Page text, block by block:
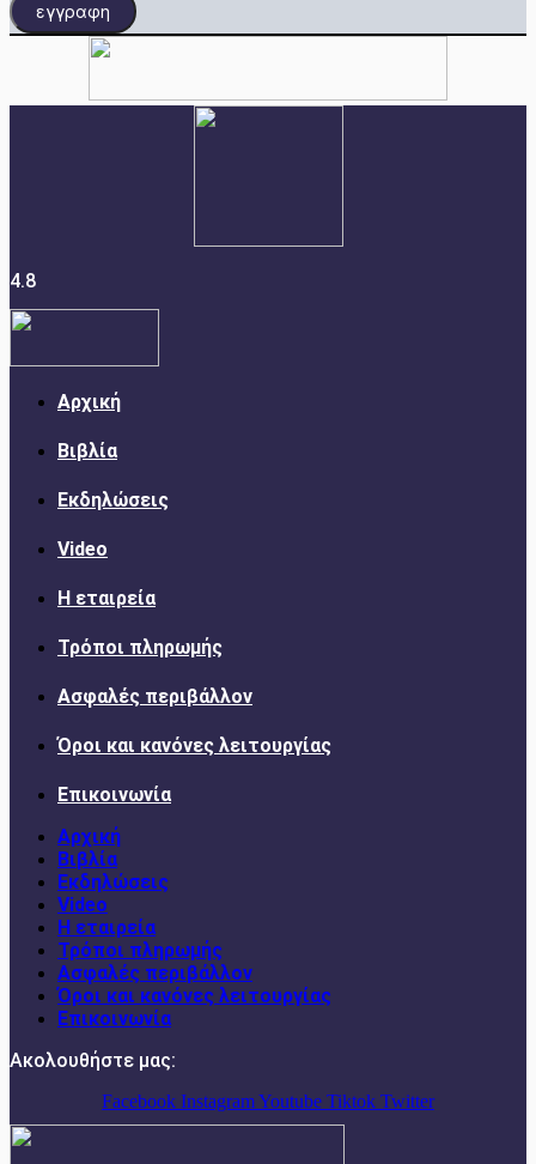
εγγραφη
4.8
Αρχική
Βιβλία
Εκδηλώσεις
Video
Η εταιρεία
Τρόποι πληρωμής
Ασφαλές περιβάλλον
Όροι και κανόνες λειτουργίας
Επικοινωνία
Αρχική
Βιβλία
Εκδηλώσεις
Video
Η εταιρεία
Τρόποι πληρωμής
Ασφαλές περιβάλλον
Όροι και κανόνες λειτουργίας
Επικοινωνία
Ακολουθήστε μας:
Facebook InstagramYoutube Tiktok Twitter